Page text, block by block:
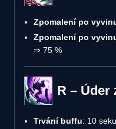
Zpomalení po
Zpomalení po
⇒ 75 %
R – Úder
Trvání buffu: 10